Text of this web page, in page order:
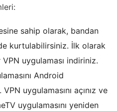
sahip olarak, bandan
kurtulabilirsiniz. İlk olarak
uygulaması indiriniz.
Android
VPN uygulamasını açınız ve
uygulamasını yeniden